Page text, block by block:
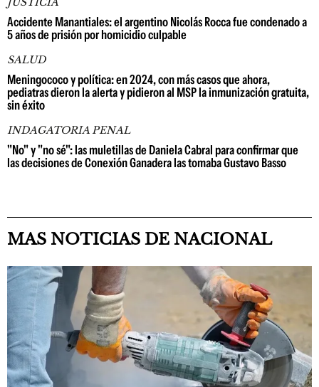
Accidente Manantiales: el argentino Nicolás Rocca fue condenado a
5 años de prisión por homicidio culpable
SALUD
Meningococo y política: en 2024, con más casos que ahora,
pediatras dieron la alerta y pidieron al MSP la inmunización gratuita,
sin éxito
INDAGATORIA PENAL
"No" y "no sé": las muletillas de Daniela Cabral para confirmar que
las decisiones de Conexión Ganadera las tomaba Gustavo Basso
MAS NOTICIAS DE NACIONAL